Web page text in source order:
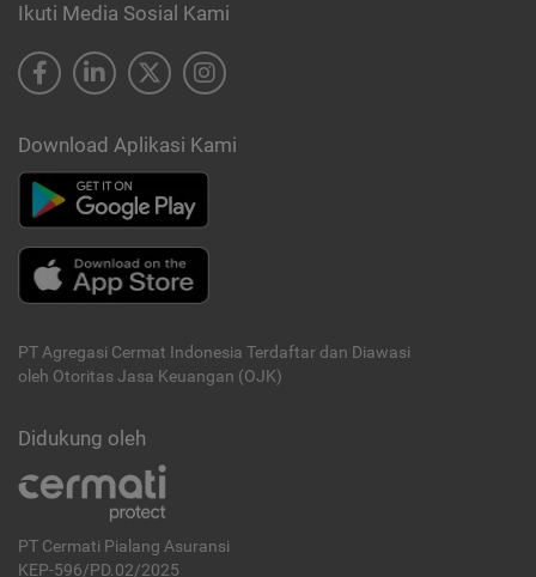
Ikuti Media Sosial Kami
Download Aplikasi Kami
PT Agregasi Cermat Indonesia Terdaftar dan Diawasi
oleh Otoritas Jasa Keuangan (OJK)
Didukung oleh
PT Cermati Pialang Asuransi
KEP-596/PD.02/2025